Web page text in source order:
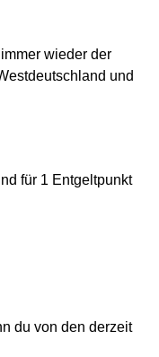
wieder der
und
für 1 Entgeltpunkt
du von den derzeit